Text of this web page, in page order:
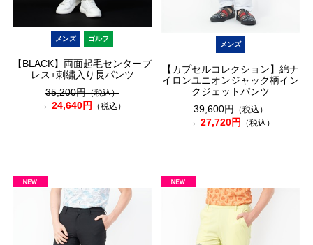
メンズ ゴルフ
【BLACK】両面起毛センタープ
レス+刺繍入り長パンツ
35,200円（税込）
24,640円 （税込）
メンズ
【カプセルコレクション】綿ナ
イロンユニオンジャック柄イン
クジェットパンツ
39,600円（税込）
27,720円 （税込）